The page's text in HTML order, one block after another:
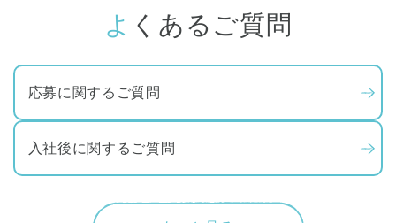
よくあるご質問
応募に関するご質問
入社後に関するご質問